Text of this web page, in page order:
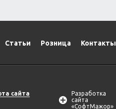
Статьи Розница Контакты
сайта
Разработка
сайта
«СофтМажор»